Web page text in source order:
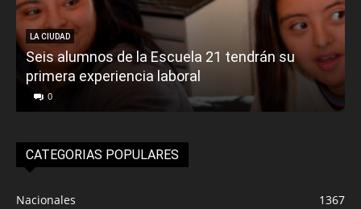
LA CIUDAD
Seis alumnos de la Escuela 21 tendrán su
primera experiencia laboral
0
CATEGORIAS POPULARES
Nacionales
1367